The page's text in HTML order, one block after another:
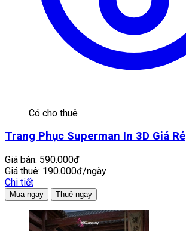
Có cho thuê
Trang Phục Superman In 3D Giá Rẻ
Giá bán: 590.000đ
Giá thuê: 190.000đ/ngày
Chi tiết
Mua ngay Thuê ngay